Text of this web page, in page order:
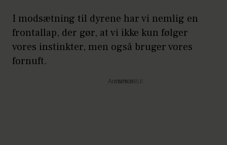
I modsætning til dyrene har vi nemlig en
frontallap, der gør, at vi ikke kun følger
vores instinkter, men også bruger vores
fornuft.
Annonce